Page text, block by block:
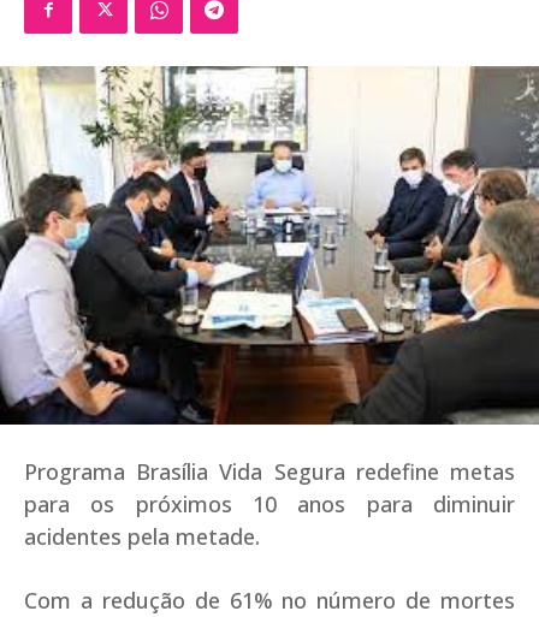
Programa Brasília Vida Segura redefine metas
para os próximos 10 anos para diminuir
acidentes pela metade.
Com a redução de 61% no número de mortes